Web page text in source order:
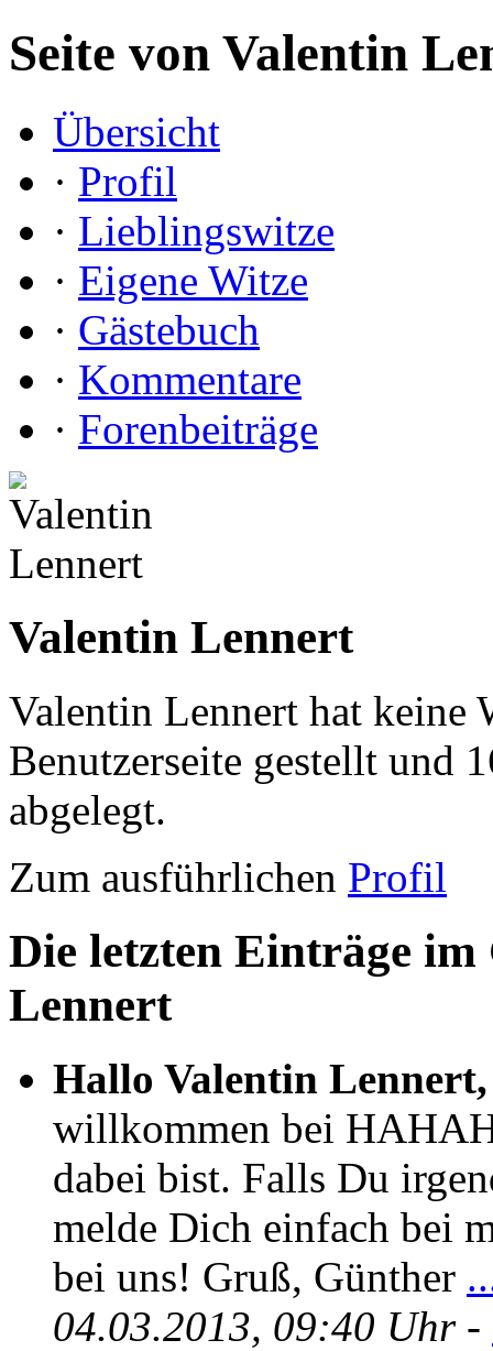
Seite von Valentin
Übersicht
· Profil
· Lieblingswitze
· Eigene Witze
· Gästebuch
· Kommentare
· Forenbeiträge
Valentin Lennert
Valentin Lennert hat keine
Benutzerseite gestellt und
abgelegt.
Zum ausführlichen Profil
Die letzten Einträge im
Lennert
Hallo Valentin Lennert,
willkommen bei
dabei bist. Falls Du
melde Dich einfach bei
bei uns! Gruß, Günther
04.03.2013, 09:40 Uhr-